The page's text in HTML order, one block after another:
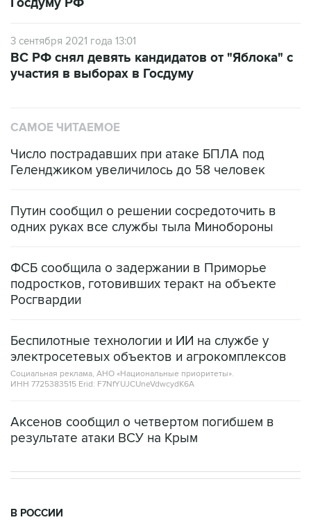
3 сентября 2021 года 13:01
участия в выборах в Госдуму
Число пострадавших при атаке БПЛА под
Путин сообщил о решении сосредоточить в
ФСБ сообщила о задержании в Приморье
Росгвардии
Беспилотные технологии и ИИ на службе у
Социальная реклама, АНО «Национальные приоритеты».
ИНН 7725383515 Erid: F7NfYUJCUneVdwcydK6A
Аксенов сообщил о четвертом погибшем в